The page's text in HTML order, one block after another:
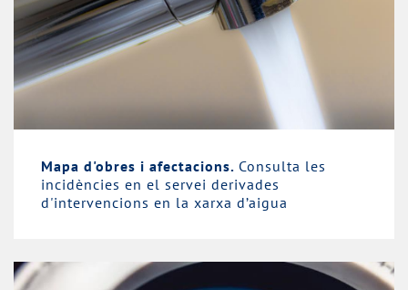
Mapa d'obres i afectacions. Consulta les
incidències en el servei derivades
d'intervencions en la xarxa d’aigua